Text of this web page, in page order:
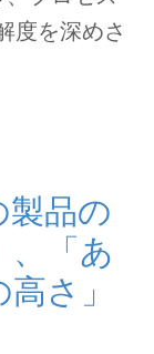
度を深めさ
製品の
、「あ
さ」